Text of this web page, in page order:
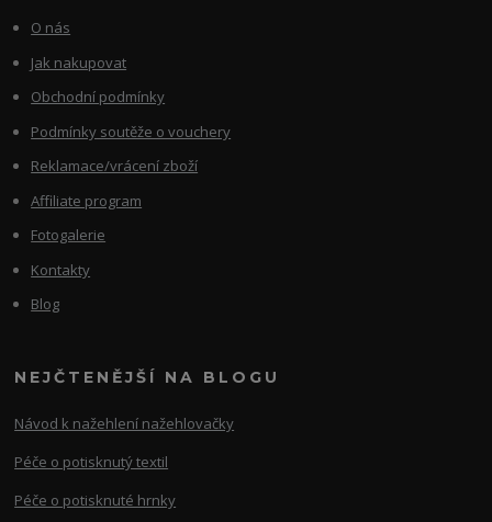
O nás
Jak nakupovat
Obchodní podmínky
Podmínky soutěže o vouchery
Reklamace/vrácení zboží
Affiliate program
Fotogalerie
Kontakty
Blog
NEJČTENĚJŠÍ NA BLOGU
Návod k nažehlení nažehlovačky
Péče o potisknutý textil
Péče o potisknuté hrnky